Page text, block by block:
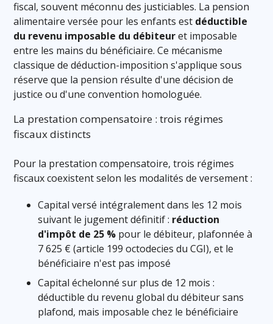
fiscal, souvent méconnu des justiciables. La pension
alimentaire versée pour les enfants est déductible
du revenu imposable du débiteuret imposable
entre les mains du bénéficiaire. Ce mécanisme
classique de déduction-imposition s'applique sous
réserve que la pension résulte d'une décision de
justice ou d'une convention homologuée.
La prestation compensatoire : trois régimes
fiscaux distincts
Pour la prestation compensatoire, trois régimes
fiscaux coexistent selon les modalités de versement :
Capital versé intégralement dans les 12 mois
suivant le jugement définitif : réduction
d'impôt de 25 % pour le débiteur, plafonnée à
7 625 € (article 199 octodecies du CGI), et le
bénéficiaire n'est pas imposé
Capital échelonné sur plus de 12 mois :
déductible du revenu global du débiteur sans
plafond, mais imposable chez le bénéficiaire